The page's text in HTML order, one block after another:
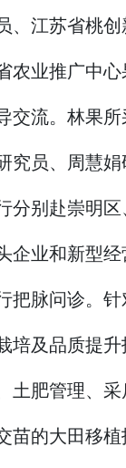
、江苏省桃
农业推广中
交流。林果
究员、周慧
分别赴崇明
企业和新型
把脉问诊。
培及品质提
土肥管理、采
苗的大田移